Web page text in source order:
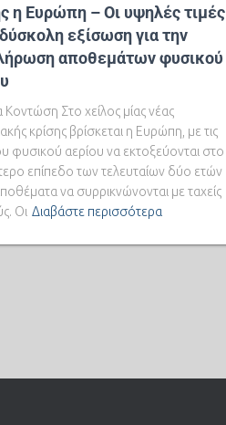
η Ευρώπη – Οι υψηλές τιμές
εξίσωση για την
αποθεμάτων φυσικού
Κοντώση Στο χείλος μίας νέας
κρίσης βρίσκεται η Ευρώπη, με τις
φυσικού αερίου να εκτοξεύονται στο
επίπεδο των τελευταίων δύο ετών
να συρρικνώνονται με ταχείς
Οι Διαβάστε περισσότερα